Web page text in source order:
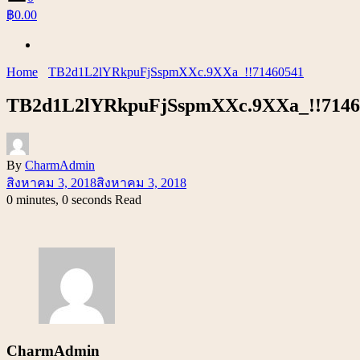
฿0.00
Home TB2d1L2lYRkpuFjSspmXXc.9XXa_!!71460541
By CharmAdmin
สิงหาคม 3, 2018สิงหาคม 3, 2018
0 minutes, 0 seconds Read
CharmAdmin